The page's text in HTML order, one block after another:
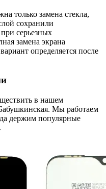
только замена стекла,
сохранили
серьезных
замена экрана
определяется после
в нашем
Мы работаем
держим популярные